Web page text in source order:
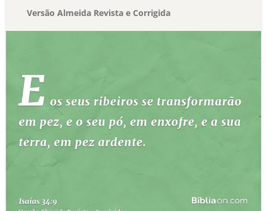
Versão Almeida Revista e Corrigida